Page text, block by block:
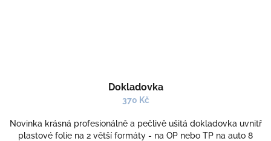
Dokladovka
370 Kč
Novinka krásná profesionálně a pečlivě ušitá dokladovka uvnitř
plastové folie na 2 větší formáty - na OP nebo TP na auto 8